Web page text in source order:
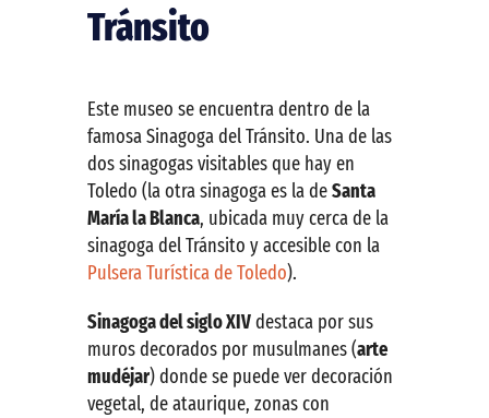
Tránsito
Este museo se encuentra dentro de la
famosa Sinagoga del Tránsito. Una de las
dos sinagogas visitables que hay en
Toledo (la otra sinagoga es la deSanta
María la Blanca, ubicada muy cerca de la
sinagoga del Tránsito y accesible con la
Pulsera Turística de Toledo).
Sinagoga del siglo XIVdestaca por sus
muros decorados por musulmanes (arte
mudéjar) donde se puede ver decoración
vegetal, de ataurique, zonas con